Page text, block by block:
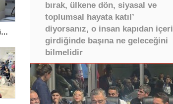
Gazze’de Kan Krizi Derinleşiyor
bırak, ülkene dön, siyasal ve
toplumsal hayata katıl’
diyorsanız, o insan kapıdan içeri
girdiğinde başına ne geleceğini
bilmelidir